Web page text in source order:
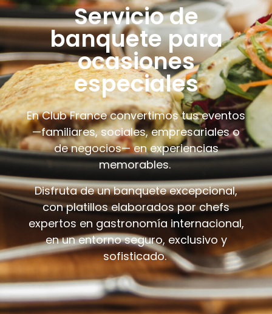
Servicio de
banquete para
ocasiones
especiales
En Club France convertimos tus eventos
—familiares, sociales, empresariales o
de negocios— en experiencias
memorables.
Disfruta de un banquete excepcional,
con platillos elaborados por chefs
expertos en gastronomía internacional,
en un entorno seguro, exclusivo y
sofisticado.